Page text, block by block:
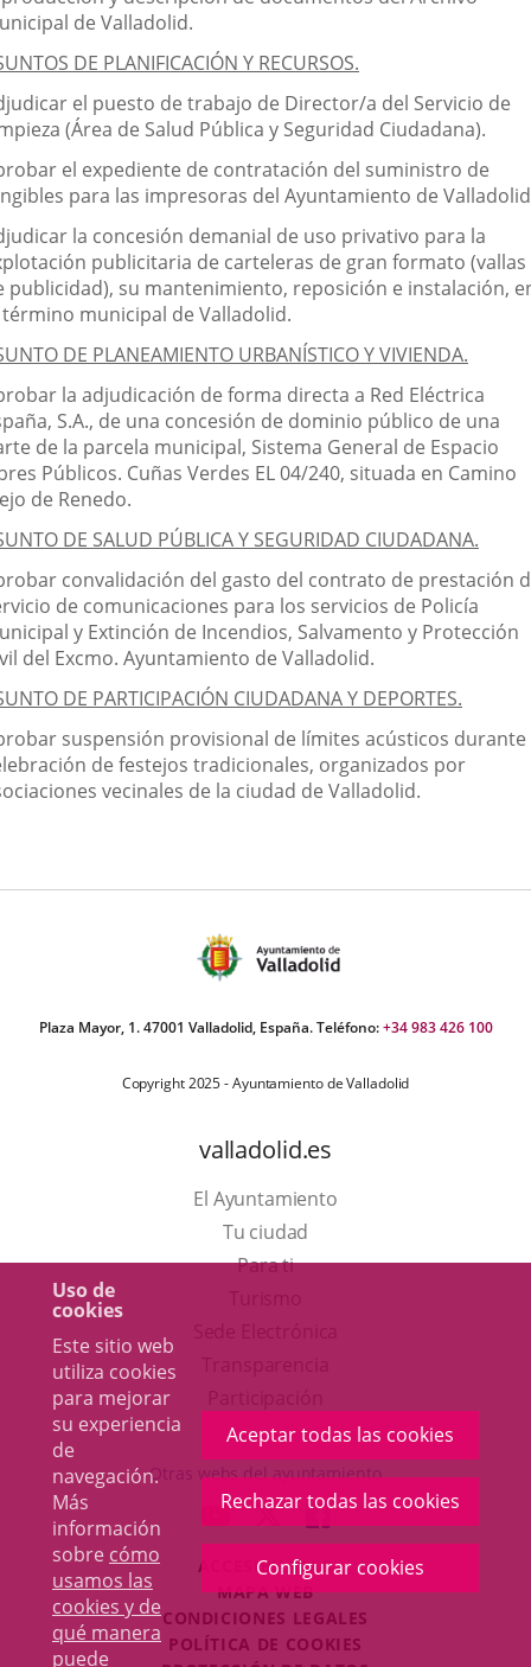
Uso de
cookies
Este sitio web
utiliza cookies
para mejorar
su experiencia
de
navegación.
Más
información
sobre cómo
usamos las
cookies y de
qué manera
puede
Aceptar todas las cookies
Rechazar todas las cookies
Configurar cookies
de Valladolid.
DE PLANIFICACIÓN Y RECURSOS.
el puesto de trabajo de Director/a del Servicio de
(Área de Salud Pública y Seguridad Ciudadana).
el expediente de contratación del suministro de
para las impresoras del Ayuntamiento de
la concesión demanial de uso privativo para la
publicitaria de carteleras de gran formato (vallas
publicidad), su mantenimiento, reposición e instalación,
municipal de Valladolid.
DE PLANEAMIENTO URBANÍSTICO Y VIVIENDA.
la adjudicación de forma directa a Red Eléctrica
S.A., de una concesión de dominio público de una
de la parcela municipal, Sistema General de Espacio
Públicos. Cuñas Verdes EL 04/240, situada en Camino
de Renedo.
DE SALUD PÚBLICA Y SEGURIDAD CIUDADANA.
convalidación del gasto del contrato de prestación
de comunicaciones para los servicios de Policía
y Extinción de Incendios, Salvamento y Protección
del Excmo. Ayuntamiento de Valladolid.
DE PARTICIPACIÓN CIUDADANA Y DEPORTES.
suspensión provisional de límites acústicos durante
de festejos tradicionales, organizados por
vecinales de la ciudad de Valladolid.
Plaza Mayor, 1. 47001 Valladolid, España. Teléfono:+34 983 426 100
Copyright 2025 - Ayuntamiento de Valladolid
valladolid.es
El Ayuntamiento
Tu ciudad
Para ti
en
una
ventana
nueva.
aplicación
externa.
Otras webs del ayuntamiento
ENLACE
A
UNA
APLICACIÓN
EXTERNA.
ENLACE
A
UNA
APLICACIÓN
EXTERNA.
ENLACE
A
UNA
EXTERNA.
ACCESIBILIDAD
MAPA WEB
CONDICIONES LEGALES
POLÍTICA DE COOKIES